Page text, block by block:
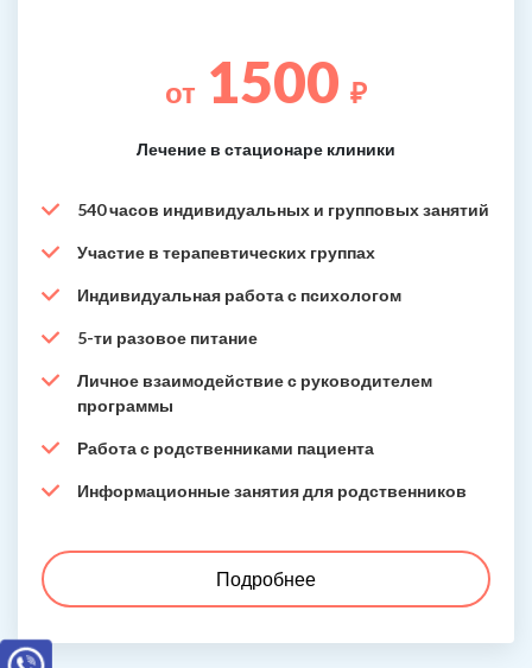
от 1500 ₽
Лечение в стационаре клиники
540 часов индивидуальных и групповых занятий
Участие в терапевтических группах
Индивидуальная работа с психологом
5-ти разовое питание
Личное взаимодействие с руководителем
программы
Работа с родственниками пациента
Информационные занятия для родственников
Подробнее